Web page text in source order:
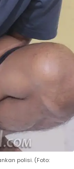
polisi. (Foto: